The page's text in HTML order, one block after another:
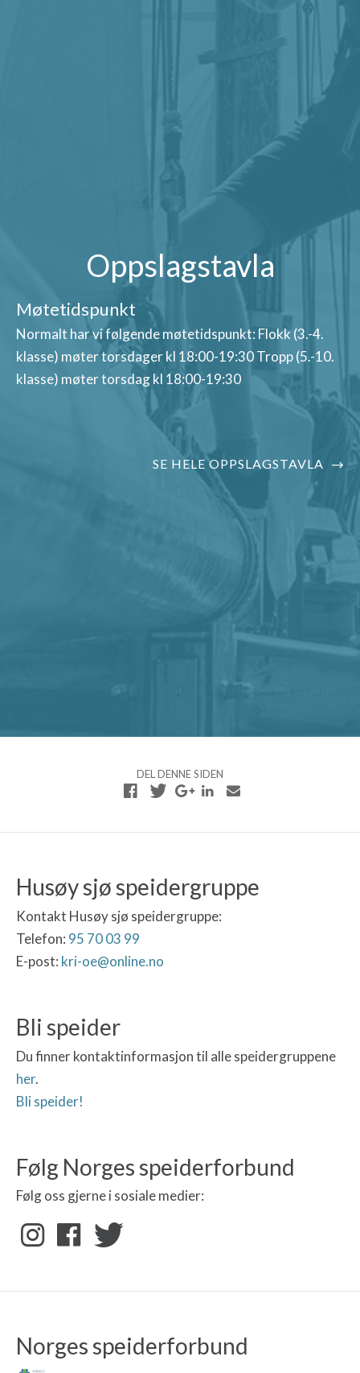
Oppslagstavla
Møtetidspunkt
Normalt har vi følgende møtetidspunkt: Flokk (3.-4.
klasse) møter torsdager kl 18:00-19:30 Tropp (5.-10.
klasse) møter torsdag kl 18:00-19:30
SE HELE OPPSLAGSTAVLA
DEL DENNE SIDEN
Husøy sjø speidergruppe
Kontakt Husøy sjø speidergruppe:
Telefon: 95 70 03 99
E-post: kri-oe@online.no
Bli speider
Du finner kontaktinformasjon til alle speidergruppene
her.
Bli speider!
Følg Norges speiderforbund
Følg oss gjerne i sosiale medier:
Norges speiderforbund